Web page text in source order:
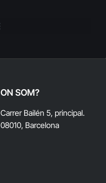
ON SOM?
Carrer Bailén 5, principal.
08010, Barcelona